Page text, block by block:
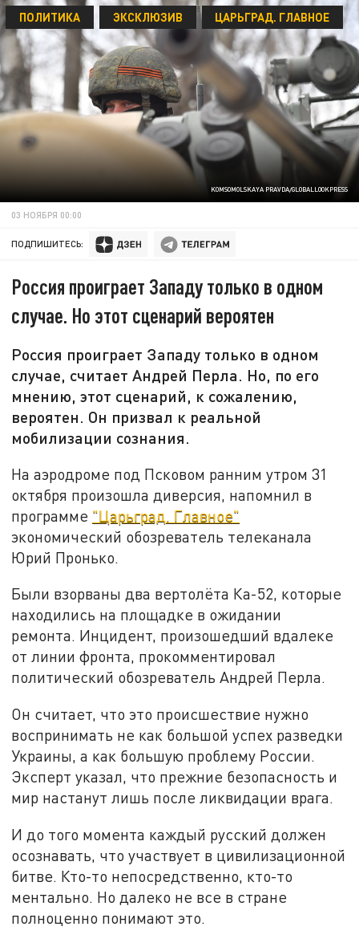
KOMSOMOLSKAYA PRAVDA/GLOBALLOOKPRESS
ПОЛИТИКА ЭКСКЛЮЗИВ ЦАРЬГРАД. ГЛАВНОЕ
03 НОЯБРЯ 00:00
ПОДПИШИТЕСЬ:
Россия проиграет Западу только в одном
случае. Но этот сценарий вероятен
Россия проиграет Западу только в одном
случае, считает Андрей Перла. Но, по его
мнению, этот сценарий, к сожалению,
вероятен. Он призвал к реальной
мобилизации сознания.
На аэродроме под Псковом ранним утром 31
октября произошла диверсия, напомнил в
программе "Царьград. Главное"
экономический обозреватель телеканала
Юрий Пронько.
Были взорваны два вертолёта Ка-52, которые
находились на площадке в ожидании
ремонта. Инцидент, произошедший вдалеке
от линии фронта, прокомментировал
политический обозреватель Андрей Перла.
Он считает, что это происшествие нужно
воспринимать не как большой успех разведки
Украины, а как большую проблему России.
Эксперт указал, что прежние безопасность и
мир настанут лишь после ликвидации врага.
И до того момента каждый русский должен
осознавать, что участвует в цивилизационной
битве. Кто-то непосредственно, кто-то
ментально. Но далеко не все в стране
полноценно понимают это.